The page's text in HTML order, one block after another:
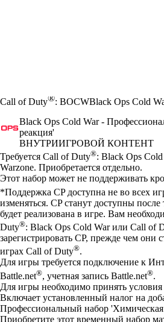
Call of Duty®: BOCW
Black Ops Cold War -
реакция'
ВНУТРИИГРОВОЙ КОНТЕНТ
Цена
Available actions
Требуется Call of Duty®: Black Ops
Warzone. Приобретается отдельно.
Этот набор может не поддерживать
*Поддержка CP доступна не во всех
изменяться. CP станут доступны
будет реализована в игре. Вам
Duty®: Black Ops Cold War или Call of
зарегистрировать CP, прежде чем они
играх Call of Duty®.
Для игры требуется подключение к
Battle.net®, учетная запись Battle.net®.
Для игры необходимо принять
Включает установленный налог на
Профессиональный набор
Приобретите этот временный набор